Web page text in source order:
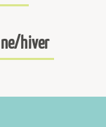
hiver